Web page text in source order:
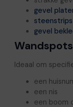
gevel
gevel
Ideaal om
een
een nis
een boom